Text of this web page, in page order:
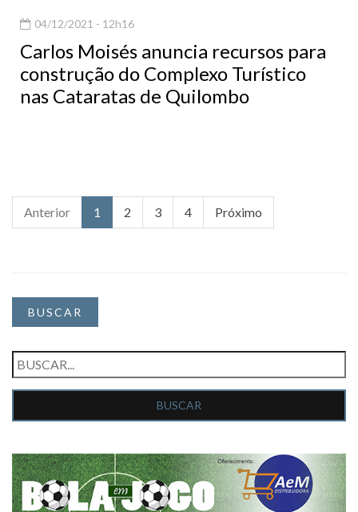
04/12/2021 - 12h16
Carlos Moisés anuncia recursos para
construção do Complexo Turístico
nas Cataratas de Quilombo
Anterior 1 2 3 4 Próximo
BUSCAR